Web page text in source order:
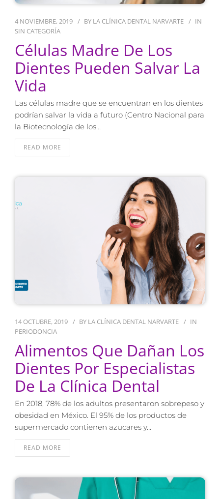
4 NOVIEMBRE, 2019 BY LA CLÍNICA DENTAL NARVARTE
IN
SIN CATEGORÍA
Células Madre De Los
Dientes Pueden Salvar La
Vida
Las células madre que se encuentran en los dientes
podrían salvar la vida a futuro (Centro Nacional para
la Biotecnología de los…
READ MORE
14 OCTUBRE, 2019 BY LA CLÍNICA DENTAL NARVARTE
IN
PERIODONCIA
Alimentos Que Dañan Los
Dientes Por Especialistas
De La Clínica Dental
En 2018, 78% de los adultos presentaron sobrepeso y
obesidad en México. El 95% de los productos de
supermercado contienen azucares y…
READ MORE